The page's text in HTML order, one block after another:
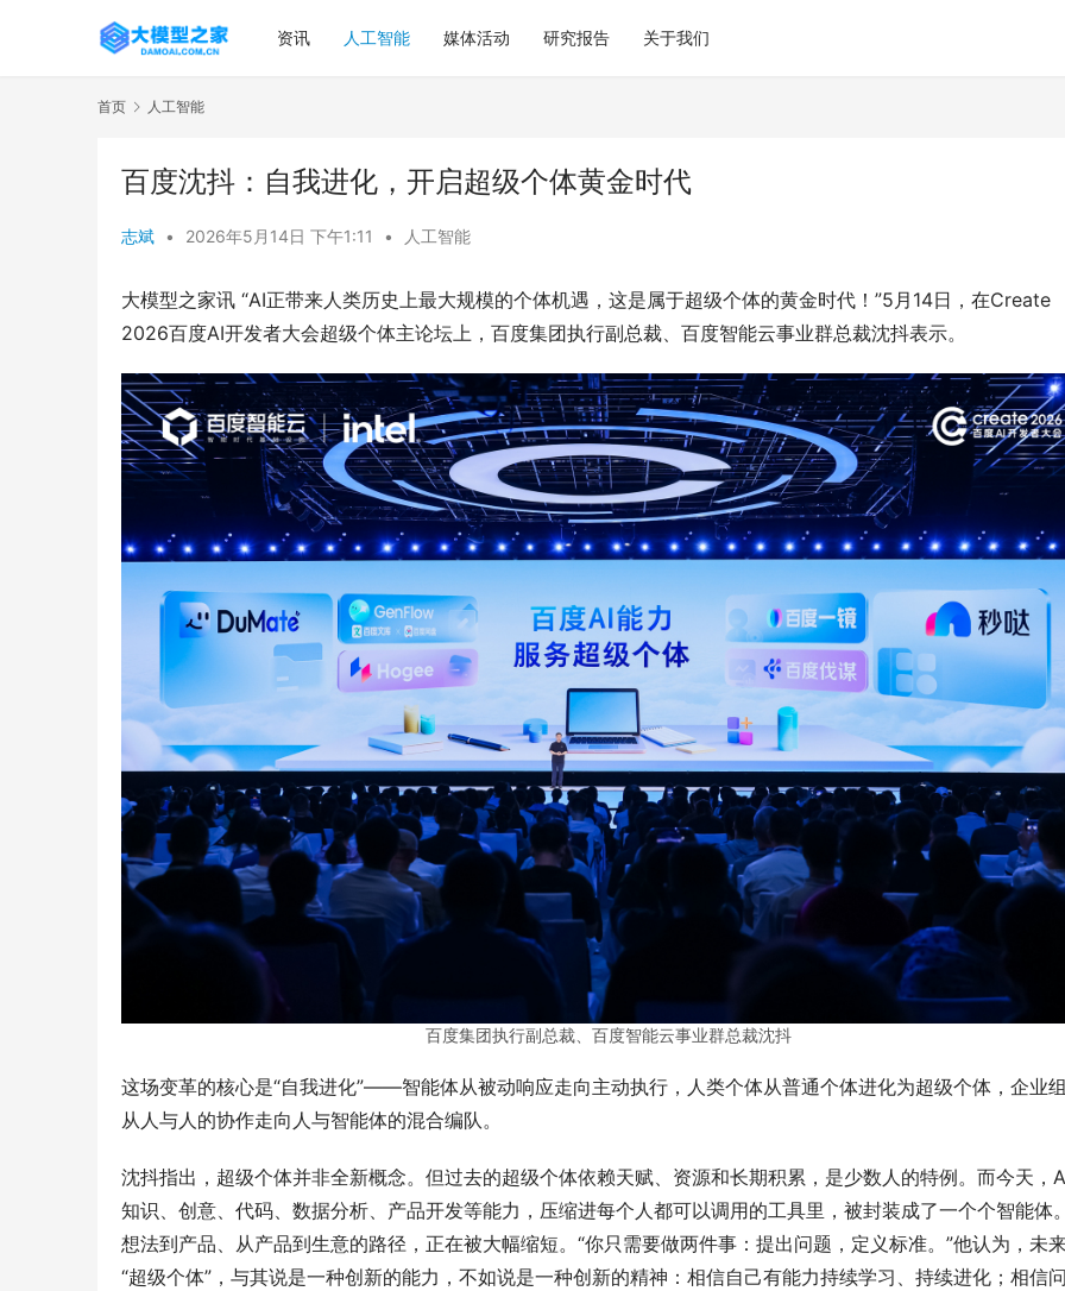
资讯 人工智能 媒体活动 研究报告 关于我们
首页 人工智能
百度沈抖：自我进化，开启超级个体黄金时代
志斌 • 2026年5月14日 下午1:11 • 人工智能
大模型之家讯 “AI正带来人类历史上最大规模的个体机遇，这是属于超级个体的黄金时代！”5月14日，在Create
2026百度AI开发者大会超级个体主论坛上，百度集团执行副总裁、百度智能云事业群总裁沈抖表示。
百度集团执行副总裁、百度智能云事业群总裁沈抖
这场变革的核心是“自我进化”——智能体从被动响应走向主动执行，人类个体从普通个体进化为超级个体，企业
从人与人的协作走向人与智能体的混合编队。
沈抖指出，超级个体并非全新概念。但过去的超级个体依赖天赋、资源和长期积累，是少数人的特例。而今天，
知识、创意、代码、数据分析、产品开发等能力，压缩进每个人都可以调用的工具里，被封装成了一个个智能体
想法到产品、从产品到生意的路径，正在被大幅缩短。“你只需要做两件事：提出问题，定义标准。”他认为，未
“超级个体”，与其说是一种创新的能力，不如说是一种创新的精神：相信自己有能力持续学习、持续进化；相信